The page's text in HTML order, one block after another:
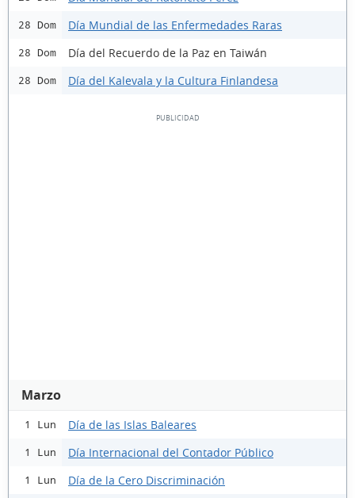
28 Dom Día Mundial de las Enfermedades Raras
28 Dom Día del Recuerdo de la Paz en Taiwán
28 Dom Día del Kalevala y la Cultura Finlandesa
Marzo
1 Lun Día de las Islas Baleares
1 Lun Día Internacional del Contador Público
1 Lun Día de la Cero Discriminación